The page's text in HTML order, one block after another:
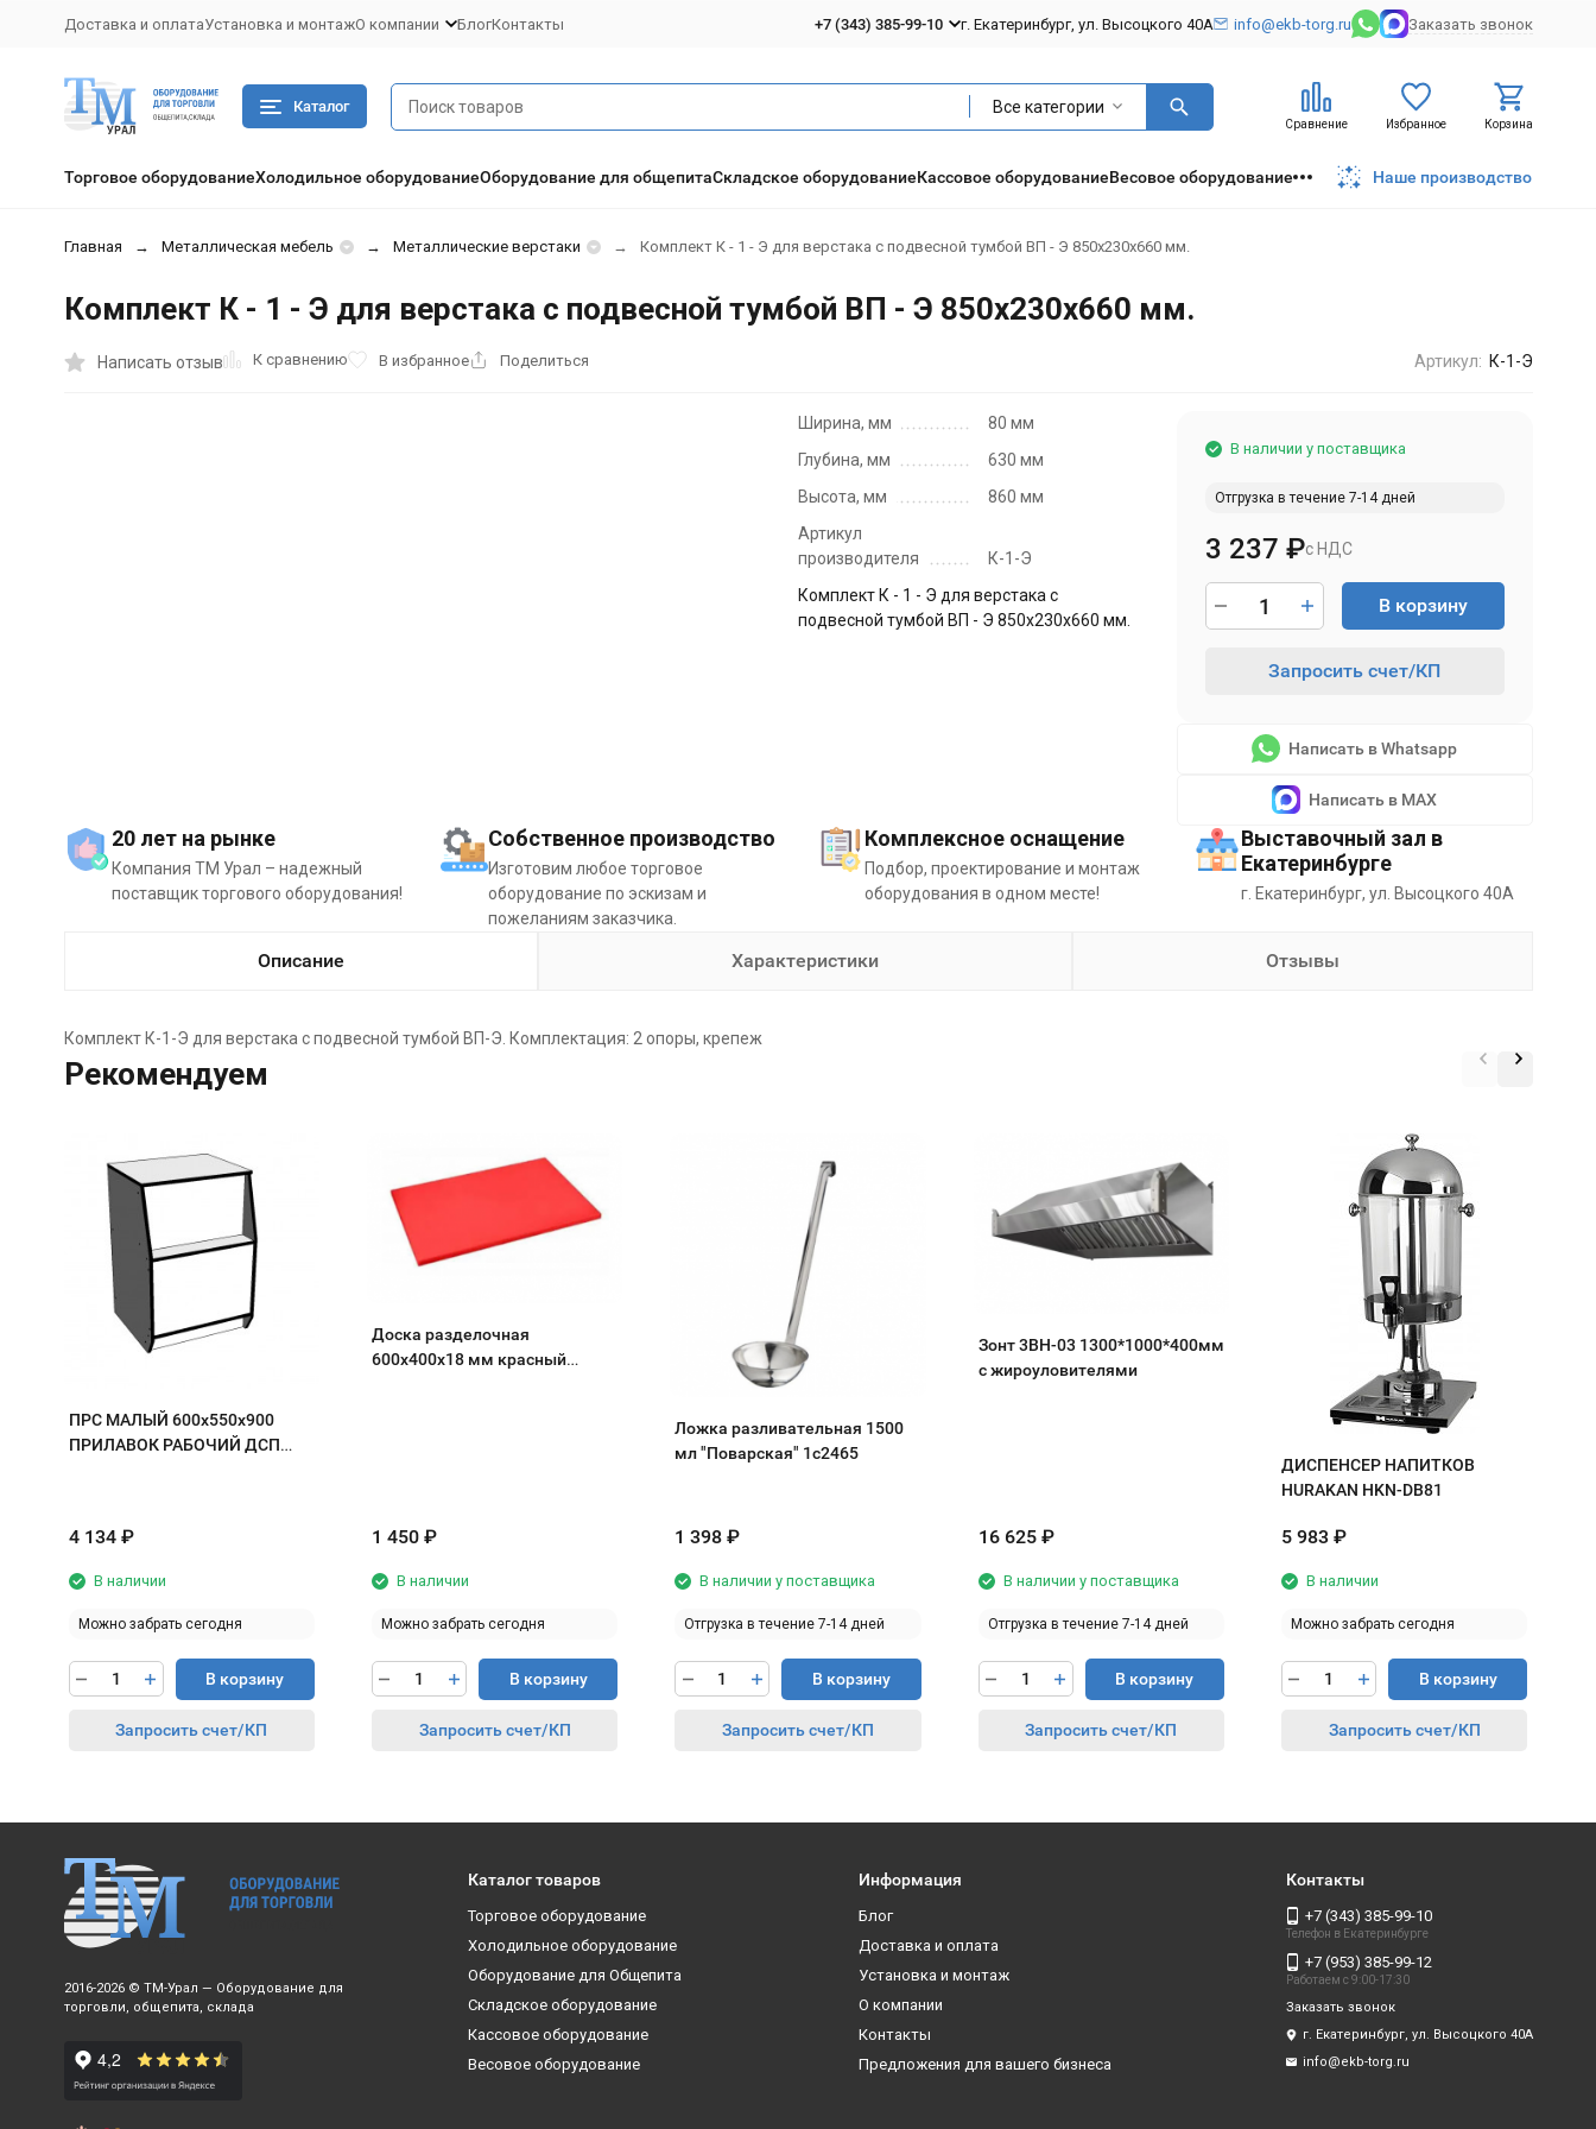
Доставка и оплатаУстановка и монтажО компании БлогКонтакты +7 (343) 385-99-10 г. Екатеринбург, ул. Высоцкого 40А info@ekb-torg.ru Заказать звонок
Каталог Все категории
Сравнение Избранное Корзина
Торговое оборудованиеХолодильное оборудованиеОборудование для общепитаСкладское оборудованиеКассовое оборудованиеВесовое оборудование Наше производство
Главная Металлическая мебель Металлические верстаки Комплект К - 1 - Э для верстака с подвесной тумбой ВП - Э 850х230х660 мм.
Комплект К - 1 - Э для верстака с подвесной тумбой ВП - Э 850х230х660 мм.
Написать отзыв К сравнению В избранное Поделиться Артикул: К-1-Э
Комплект К - 1 - Э для верстака с
подвесной тумбой ВП - Э 850х230х660 мм.
Ширина, мм
80 мм
Глубина, мм
630 мм
Высота, мм
860 мм
Артикул
производителя
К-1-Э
В наличии у поставщика
Отгрузка в течение 7-14 дней
с НДС
3 237 ₽
В корзину
Запросить счет/КП
Написать в Whatsapp
Написать в MAX
20 лет на рынке
Компания ТМ Урал – надежный
поставщик торгового оборудования!
Собственное производство
Изготовим любое торговое
оборудование по эскизам и
пожеланиям заказчика.
Комплексное оснащение
Подбор, проектирование и монтаж
оборудования в одном месте!
Выставочный зал в
Екатеринбурге
г. Екатеринбург, ул. Высоцкого 40А
Описание Характеристики Отзывы
Комплект К-1-Э для верстака с подвесной тумбой ВП-Э. Комплектация: 2 опоры, крепеж
Рекомендуем
ПРС МАЛЫЙ 600х550х900
ПРИЛАВОК РАБОЧИЙ ДСП
4 134 ₽
В наличии
Можно забрать сегодня
В корзину
Запросить счет/КП
Доска разделочная
600х400х18 мм красный
1 450 ₽
В наличии
Можно забрать сегодня
В корзину
Запросить счет/КП
Ложка разливательная 1500
мл "Поварская" 1с2465
1 398 ₽
В наличии у поставщика
Отгрузка в течение 7-14 дней
В корзину
Запросить счет/КП
Зонт 3ВН-03 1300*1000*400мм
с жироуловителями
16 625 ₽
В наличии у поставщика
Отгрузка в течение 7-14 дней
В корзину
Запросить счет/КП
ДИСПЕНСЕР НАПИТКОВ
HURAKAN HKN-DB81
5 983 ₽
В наличии
Можно забрать сегодня
В корзину
Запросить счет/КП
2016-2026 © ТМ-Урал — Оборудование для
торговли, общепита, склада
Каталог товаров
Торговое оборудование
Холодильное оборудование
Оборудование для Общепита
Складское оборудование
Кассовое оборудование
Весовое оборудование
Информация
Блог
Доставка и оплата
Установка и монтаж
О компании
Контакты
Предложения для вашего бизнеса
Контакты
+7 (343) 385-99-10
Телефон в Екатеринбурге
+7 (953) 385-99-12
Работаем с 9:00-17:30
Заказать звонок
г. Екатеринбург, ул. Высоцкого 40А
info@ekb-torg.ru